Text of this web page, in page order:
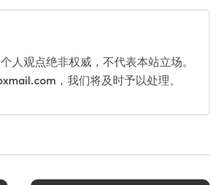
人观点绝非权威，不代表本站立场。
，我们将及时予以处理。